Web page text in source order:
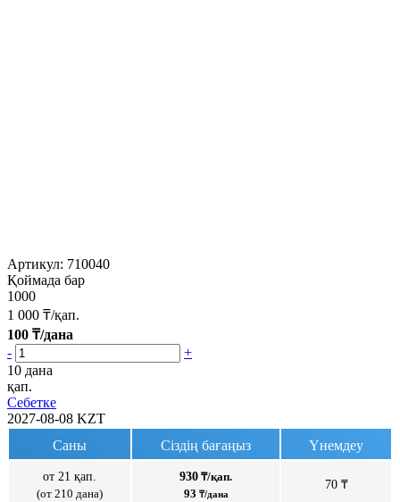
Артикул: 710040
Қоймада бар
1000
1 000 ₸/қап.
100 ₸/дана
-
+
10 дана
қап.
Себетке
2027-08-08 KZT
Саны
Сіздің бағаңыз Үнемдеу
от 21 қап.
(от 210 дана)
930 ₸/қап.
93 ₸/дана
70 ₸